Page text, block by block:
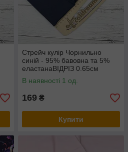
Стрейч кулір Чорнильно
синій - 95% бавовна та 5%
еластанаВІДРІЗ 0.65см
В наявності 1 од.
169 ₴
Купити